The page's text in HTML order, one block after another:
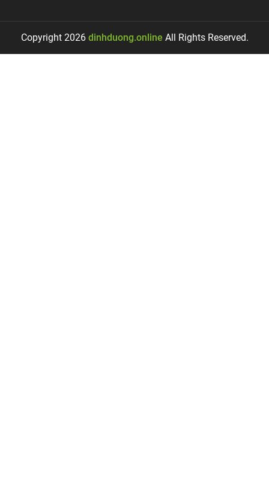
Copyright 2026 dinhduong.online All Rights Reserved.